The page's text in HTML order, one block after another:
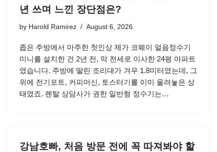
년 쓰며 느낀 장단점은?
by Harold Ramirez August 6, 2026
좁은 주방에서 마주한 첫인상 제가 코웨이 얼음정수기
미니를 설치한 건 2년 전, 막 전세로 이사한 24평 아파트
였습니다. 주방에 딸린 조리대가 겨우 1.8미터였는데, 그
위에 전기포트, 커피머신, 토스터기를 이미 올려놓은 상
태였죠. 렌탈 상담사가 권한 일반형 정수기는…
강남호빠, 처음 방문 전에 꼭 따져봐야 할